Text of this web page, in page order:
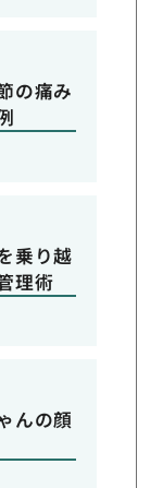
の痛み
乗り越
理術
んの顔